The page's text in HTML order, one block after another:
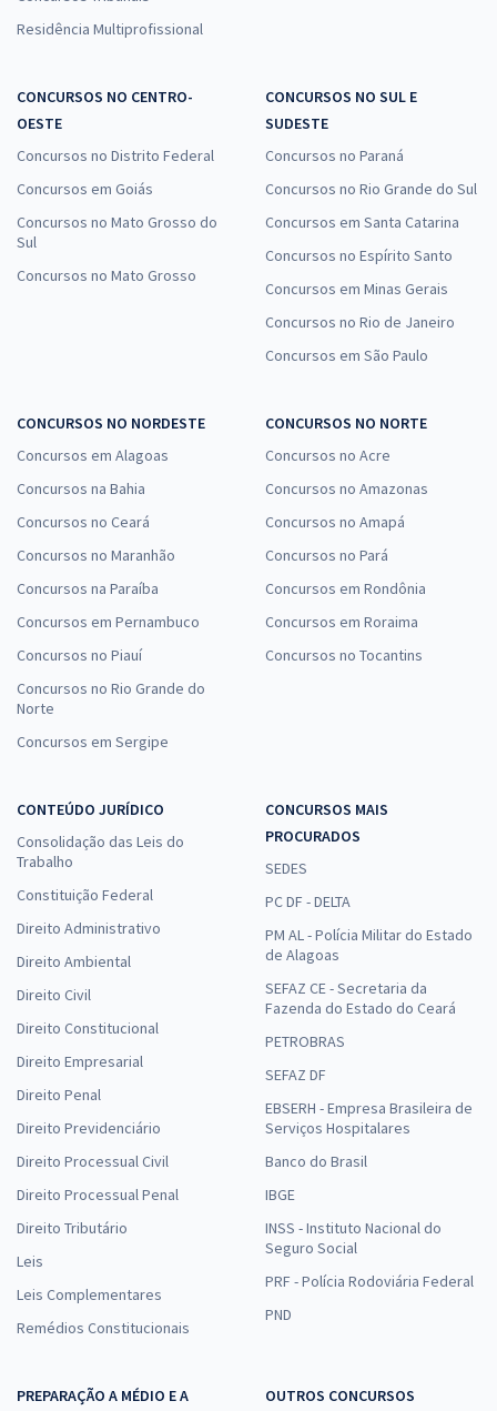
temas costumam ser:
Direito do Trabalho e Processual do Trabalho;
Benefícios dos cursos jurídicos do Gran
Estudar com o Gran é sinônimo de confiança. Os cursos
jurídicos oferecem benefícios como:
acesso ilimitado a todos os cursos com uma única assinatura;
material em vídeo e PDF produzido por especialistas;
plataforma que acompanha seu desempenho;
aulas de revisão e simulados estratégicos;
suporte com questões comentadas;
objetivo e na sua aprovação.
Dicas de como estudar para os concursos jurídicos
Uma das estratégias mais interessantes de estudo é conferir
as provas anteriores dos concursos jurídicos. No Gran, isso é
possível por meio da plataformaRota dos Concursos , que
disponibiliza um banco de dados com questões de concursos
revisadas por especialistas.
Na ferramenta, também é possível realizar simulados com
exercícios selecionados e verificar relatórios que mensuram o
seu desempenho ao longo dos estudos.
Além disso, você pode contar com o auxílio dos materiais de
apoio exclusivos dos nossos cursos preparatórios, como
videoaulas e conteúdos em PDF.
Como o Gran te ajuda a alcançar sua aprovação?
é uma plataforma de ensino e um parceiro na sua
jornada até a aprovação. Com metodologia comprovada,
professores de renome e tecnologia de ponta, você terá
nos concursos jurídicos.
Residência Multiprofissional
CONCURSOS NO CENTRO-
OESTE
Concursos no Distrito Federal
Concursos em Goiás
Concursos no Mato Grosso do
Sul
Concursos no Mato Grosso
CONCURSOS NO SUL E
SUDESTE
Concursos no Paraná
Concursos no Rio Grande do Sul
Concursos em Santa Catarina
Concursos no Espírito Santo
Concursos em Minas Gerais
Concursos no Rio de Janeiro
Concursos em São Paulo
CONCURSOS NO NORDESTE
Concursos em Alagoas
Concursos na Bahia
Concursos no Ceará
Concursos no Maranhão
Concursos na Paraíba
Concursos em Pernambuco
Concursos no Piauí
Concursos no Rio Grande do
Norte
Concursos em Sergipe
CONCURSOS NO NORTE
Concursos no Acre
Concursos no Amazonas
Concursos no Amapá
Concursos no Pará
Concursos em Rondônia
Concursos em Roraima
Concursos no Tocantins
CONTEÚDO JURÍDICO
Consolidação das Leis do
Trabalho
Constituição Federal
Direito Administrativo
Direito Ambiental
Direito Civil
Direito Constitucional
Direito Empresarial
Direito Penal
Direito Previdenciário
Direito Processual Civil
Direito Processual Penal
Direito Tributário
Leis
Leis Complementares
Remédios Constitucionais
CONCURSOS MAIS
PROCURADOS
SEDES
PC DF - DELTA
PM AL - Polícia Militar do Estado
de Alagoas
SEFAZ CE - Secretaria da
Fazenda do Estado do Ceará
PETROBRAS
SEFAZ DF
EBSERH - Empresa Brasileira de
Serviços Hospitalares
Banco do Brasil
IBGE
INSS - Instituto Nacional do
Seguro Social
PRF - Polícia Rodoviária Federal
PND
PREPARAÇÃO A MÉDIO E A
OUTROS CONCURSOS